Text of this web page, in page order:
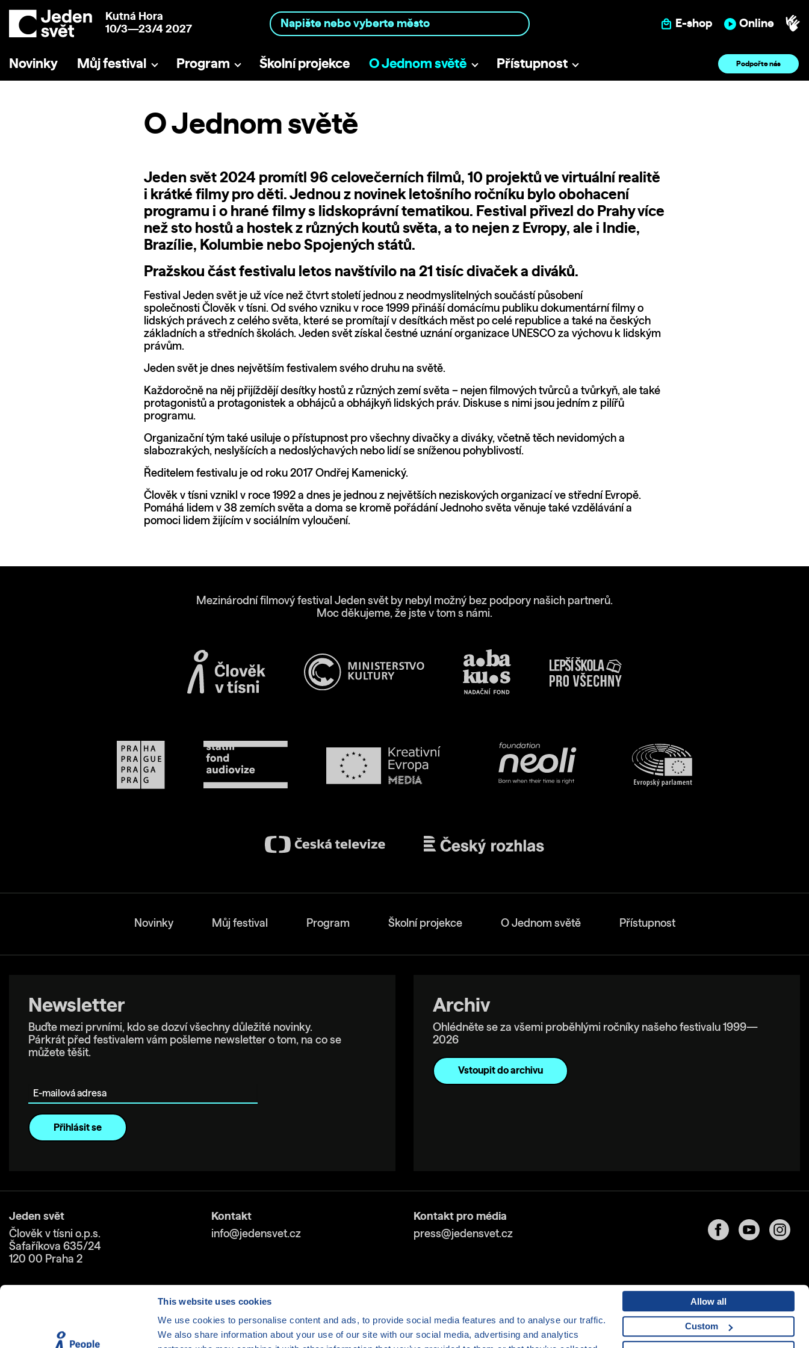
This website uses cookies
We use cookies to personalise content and ads, to provide social media features and to analyse our traffic.
We also share information about your use of our site with our social media, advertising and analytics
Allow all
Custom
Kutná Hora
10/3—23/4 2027
E-shop Online
Novinky Můj festival Program Školní projekce O Jednom světě Přístupnost Podpořte nás
O Jednom světě
Jeden svět 2024 promítl 96 celovečerních filmů, 10 projektů ve virtuální realitě
i krátké filmy pro děti. Jednou z novinek letošního ročníku bylo obohacení
programu i o hrané filmy s lidskoprávní tematikou. Festival přivezl do Prahy více
než sto hostů a hostek z různých koutů světa, a to nejen z Evropy, ale i Indie,
Brazílie, Kolumbie nebo Spojených států.
Pražskou část festivalu letos navštívilo na 21 tisíc divaček a diváků.
Festival Jeden svět je už více než čtvrt století jednou z neodmyslitelných součástí působení
společnosti Člověk v tísni. Od svého vzniku v roce 1999 přináší domácímu publiku dokumentární filmy o
lidských právech z celého světa, které se promítají v desítkách měst po celé republice a také na českých
základních a středních školách. Jeden svět získal čestné uznání organizace UNESCO za výchovu k lidským
právům.
Jeden svět je dnes největším festivalem svého druhu na světě.
Každoročně na něj přijíždějí desítky hostů z různých zemí světa – nejen filmových tvůrců a tvůrkyň, ale také
protagonistů a protagonistek a obhájců a obhájkyň lidských práv. Diskuse s nimi jsou jedním z pilířů
programu.
Organizační tým také usiluje o přístupnost pro všechny divačky a diváky, včetně těch nevidomých a
slabozrakých, neslyšících a nedoslýchavých nebo lidí se sníženou pohyblivostí.
Ředitelem festivalu je od roku 2017 Ondřej Kamenický.
Člověk v tísni vznikl v roce 1992 a dnes je jednou z největších neziskových organizací ve střední Evropě.
Pomáhá lidem v 38 zemích světa a doma se kromě pořádání Jednoho světa věnuje také vzdělávání a
pomoci lidem žijícím v sociálním vyloučení.
Mezinárodní filmový festival Jeden svět by nebyl možný bez podpory našich partnerů.
Moc děkujeme, že jste v tom s námi.
Novinky Můj festival Program Školní projekce O Jednom světě Přístupnost
Newsletter
Buďte mezi prvními, kdo se dozví všechny důležité novinky.
Párkrát před festivalem vám pošleme newsletter o tom, na co se
můžete těšit.
Archiv
Ohlédněte se za všemi proběhlými ročníky našeho festivalu 1999—
2026
Vstoupit do archivu
Jeden svět
Člověk v tísni o.p.s.
Šafaříkova 635/24
120 00 Praha 2
Kontakt
info@jedensvet.cz
Kontakt pro média
press@jedensvet.cz